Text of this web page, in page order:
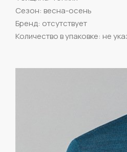
Сезон: весна-осень
Бренд: отсутствует
Количество в упаковке: не